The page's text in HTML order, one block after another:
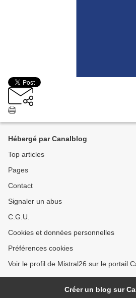
Hébergé par Canalblog
Top articles
Pages
Contact
Signaler un abus
C.G.U.
Cookies et données personnelles
Préférences cookies
Voir le profil de Mistral26 sur le portail
Créer un blog sur